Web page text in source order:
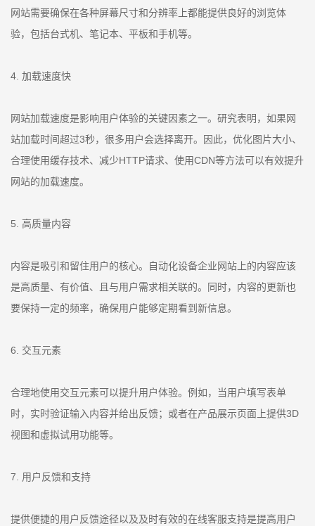
网站需要确保在各种屏幕尺寸和分辨率上都能提供良好的浏览体
验，包括台式机、笔记本、平板和手机等。
4. 加载速度快
网站加载速度是影响用户体验的关键因素之一。研究表明，如果网
站加载时间超过3秒，很多用户会选择离开。因此，优化图片大小、
合理使用缓存技术、减少HTTP请求、使用CDN等方法可以有效提升
网站的加载速度。
5. 高质量内容
内容是吸引和留住用户的核心。自动化设备企业网站上的内容应该
是高质量、有价值、且与用户需求相关联的。同时，内容的更新也
要保持一定的频率，确保用户能够定期看到新信息。
6. 交互元素
合理地使用交互元素可以提升用户体验。例如，当用户填写表单
时，实时验证输入内容并给出反馈；或者在产品展示页面上提供3D
视图和虚拟试用功能等。
7. 用户反馈和支持
提供便捷的用户反馈途径以及及时有效的在线客服支持是提高用户